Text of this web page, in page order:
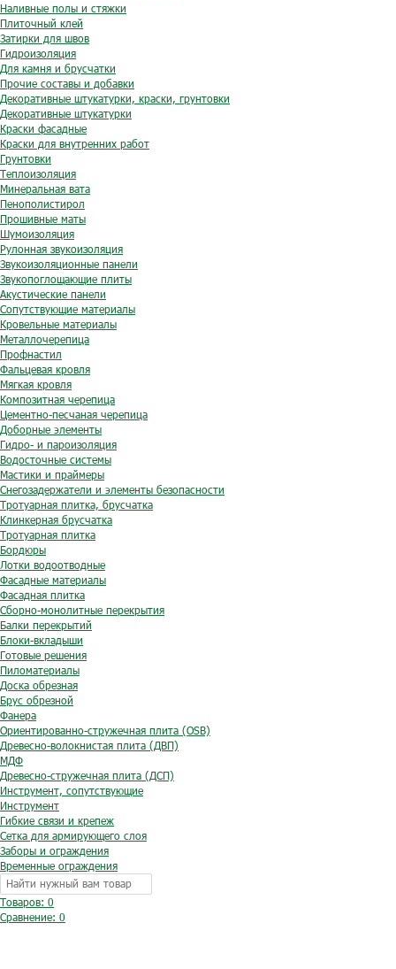
Наливные полы и стяжки
Плиточный клей
Затирки для швов
Гидроизоляция
Для камня и брусчатки
Прочие составы и добавки
Декоративные штукатурки, краски, грунтовки
Декоративные штукатурки
Краски фасадные
Краски для внутренних работ
Грунтовки
Теплоизоляция
Минеральная вата
Пенополистирол
Прошивные маты
Шумоизоляция
Рулонная звукоизоляция
Звукоизоляционные панели
Звукопоглощающие плиты
Акустические панели
Сопутствующие материалы
Кровельные материалы
Металлочерепица
Профнастил
Фальцевая кровля
Мягкая кровля
Композитная черепица
Цементно-песчаная черепица
Доборные элементы
Гидро- и пароизоляция
Водосточные системы
Мастики и праймеры
Снегозадержатели и элементы безопасности
Тротуарная плитка, брусчатка
Клинкерная брусчатка
Тротуарная плитка
Бордюры
Лотки водоотводные
Фасадные материалы
Фасадная плитка
Сборно-монолитные перекрытия
Балки перекрытий
Блоки-вкладыши
Готовые решения
Пиломатериалы
Доска обрезная
Брус обрезной
Фанера
Ориентированно-стружечная плита (OSB)
Древесно-волокнистая плита (ДВП)
МДФ
Древесно-стружечная плита (ДСП)
Инструмент, сопутствующие
Инструмент
Гибкие связи и крепеж
Сетка для армирующего слоя
Заборы и ограждения
Временные ограждения
Товаров: 0
Сравнение: 0